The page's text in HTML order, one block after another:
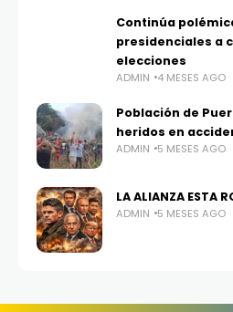
Continúa
presidenciales a
elecciones
ADMIN 4 MESES AGO
Población de
heridos en
ADMIN 5 MESES AGO
LA ALIANZA ESTA
ADMIN 5 MESES AGO